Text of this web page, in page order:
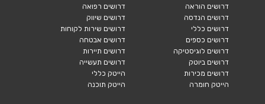
דרושים הוראה
דרושים הנדסה
דרושים כללי
דרושים כספים
דרושים לוגיסטיקה
דרושים ביוטק
דרושים מכירות
הייטק חומרה
דרושים רפואה
דרושים שיווק
דרושים שירות לקוחות
דרושים אבטחה
דרושים תיירות
דרושים תעשייה
הייטק כללי
הייטק תוכנה